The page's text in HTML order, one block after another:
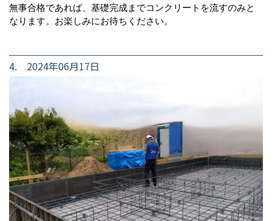
無事合格であれば、基礎完成までコンクリートを流すのみと
なります。お楽しみにお待ちください。
4. 2024年06月17日